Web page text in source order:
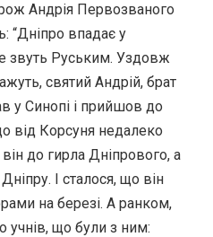
Андрія Первозваного
“Дніпро впадає у
звуть Руським. Уздовж
святий Андрій, брат
у Синопі і прийшов до
від Корсуня недалеко
до гирла Дніпрового, а
І сталося, що він
на березі. А ранком,
учнів, що були з ним: